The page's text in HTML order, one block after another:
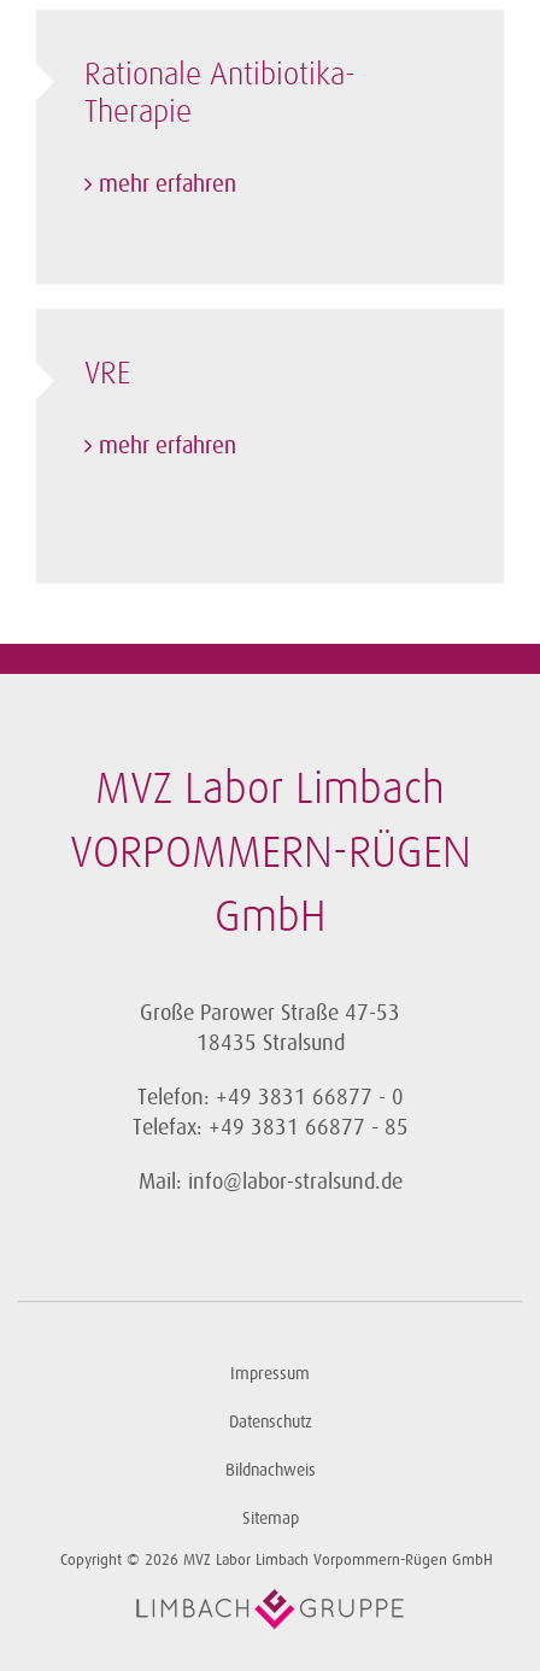
Rationale Antibiotika-
Therapie
mehr erfahren
VRE
mehr erfahren
MVZ Labor Limbach
VORPOMMERN-RÜGEN
GmbH
Große Parower Straße 47-53
18435 Stralsund
Telefon: +49 3831 66877 - 0
Telefax: +49 3831 66877 - 85
Mail: info@labor-stralsund.de
Impressum
Datenschutz
Bildnachweis
Sitemap
Copyright © 2026 MVZ Labor Limbach Vorpommern-Rügen GmbH